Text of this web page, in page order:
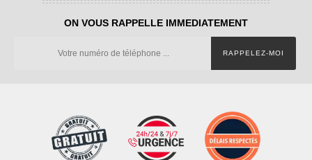
ON VOUS RAPPELLE IMMEDIATEMENT